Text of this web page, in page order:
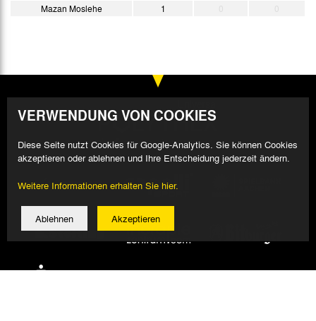
Mazan Moslehe
1
VERWENDUNG VON COOKIES
Diese Seite nutzt Cookies für Google-Analytics. Sie können Cookies
akzeptieren oder ablehnen und Ihre Entscheidung jederzeit ändern.
Weitere Informationen erhalten Sie hier.
Ablehnen Akzeptieren